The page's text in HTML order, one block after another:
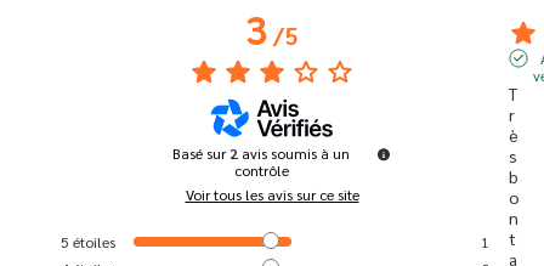
3/5
Basé sur2 avis soumis à un
contrôle
Voir tous les avis sur ce site
5 étoiles
1
T
r
è
s
b
o
n
t
a